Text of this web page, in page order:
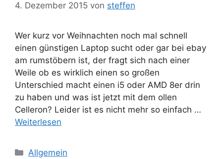
4. Dezember 2015 von steffen
Wer kurz vor Weihnachten noch mal schnell
einen günstigen Laptop sucht oder gar bei ebay
am rumstöbern ist, der fragt sich nach einer
Weile ob es wirklich einen so großen
Unterschied macht einen i5 oder AMD 8er drin
zu haben und was ist jetzt mit dem ollen
Celleron? Leider ist es nicht mehr so einfach …
Weiterlesen
Kategorien
Allgemein